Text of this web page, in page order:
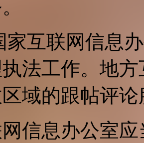
家互联网信息
法工作。地
域的跟帖评
信息办公室